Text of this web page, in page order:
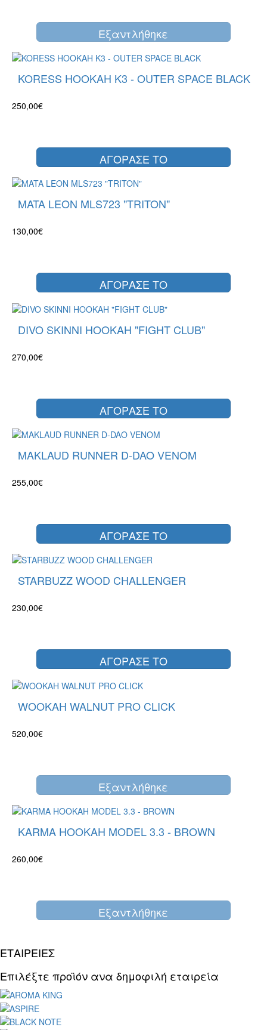
Eξαντλήθηκε
KORESS HOOKAH K3 - OUTER SPACE BLACK
250,00€
ΑΓΟΡΑΣΕ ΤΟ
MATA LEON MLS723 "TRITON"
130,00€
ΑΓΟΡΑΣΕ ΤΟ
DIVO SKINNI HOOKAH "FIGHT CLUB"
270,00€
ΑΓΟΡΑΣΕ ΤΟ
MAKLAUD RUNNER D-DAO VENOM
255,00€
ΑΓΟΡΑΣΕ ΤΟ
STARBUZZ WOOD CHALLENGER
230,00€
ΑΓΟΡΑΣΕ ΤΟ
WOOKAH WALNUT PRO CLICK
520,00€
Eξαντλήθηκε
KARMA HOOKAH MODEL 3.3 - BROWN
260,00€
Eξαντλήθηκε
ΕΤΑΙΡΕΙΕΣ
Επιλέξτε προϊόν ανα δημοφιλή εταιρεία